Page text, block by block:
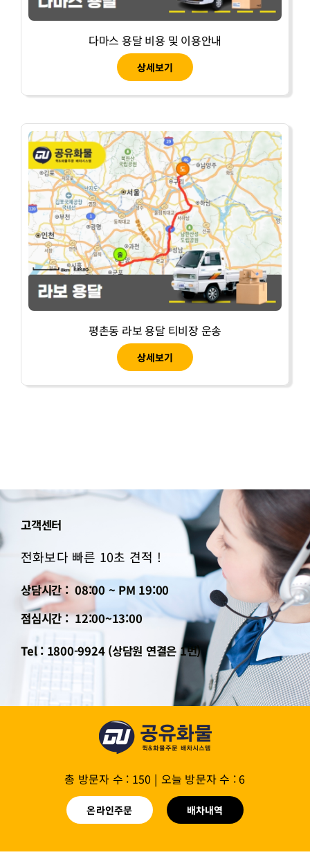
다마스 용달 비용 및 이용안내
상세보기
평촌동 라보 용달 티비장 운송
상세보기
고객센터
전화보다 빠른 10초 견적 !
상담시간 : 08:00 ~ PM 19:00
점심시간 : 12:00~13:00
Tel : 1800-9924 (상담원 연결은 1번)
총 방문자 수 : 150 | 오늘 방문자 수 : 6
온라인주문 배차내역